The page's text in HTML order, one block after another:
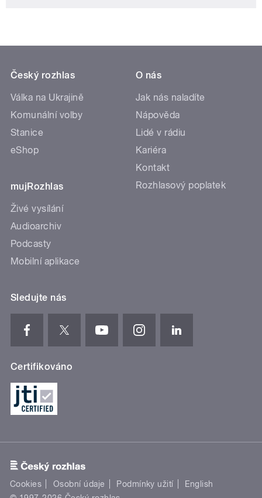
Český rozhlas
Válka na Ukrajině
Komunální volby
Stanice
eShop
mujRozhlas
Živé vysílání
Audioarchiv
Podcasty
Mobilní aplikace
O nás
Jak nás naladíte
Nápověda
Lidé v rádiu
Kariéra
Kontakt
Rozhlasový poplatek
Sledujte nás
Certifikováno
Cookies Osobní údaje Podmínky užití
English